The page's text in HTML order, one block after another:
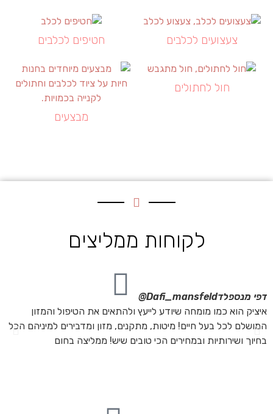
צעצועים לכלבים חטיפים לכלבים
חול לחתולים
מבצעים
לקוחות ממליצים
דפי מנספלדDafi_mansfeld@
איציק הוא כמו מומחה שיודע לייעץ ולהתאים את הטיפול והמזון
המושלם לכל בעל חיים! מיטות, מתקנים, מזון ומדבירים למיניהם הכל
בחיוך ושירותיות ובמחירים הכי טובים שיש! ממליצה בחום